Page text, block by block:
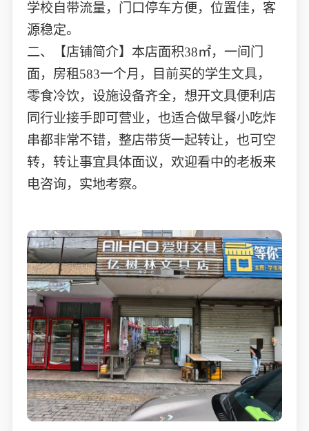
学校自带流量，门口停车方便，位置佳，客
源稳定。
二、【店铺简介】本店面积38㎡，一间门
面，房租583一个月，目前买的学生文具，
零食冷饮，设施设备齐全，想开文具便利店
同行业接手即可营业，也适合做早餐小吃炸
串都非常不错，整店带货一起转让，也可空
转，转让事宜具体面议，欢迎看中的老板来
电咨询，实地考察。